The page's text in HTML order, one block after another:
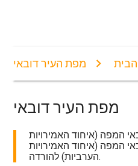
מפת העיר דובאי
מפת העיר דובאי
המפה (איחוד האמירויות
המפה (איחוד האמירויות
הערביות) להורדה.